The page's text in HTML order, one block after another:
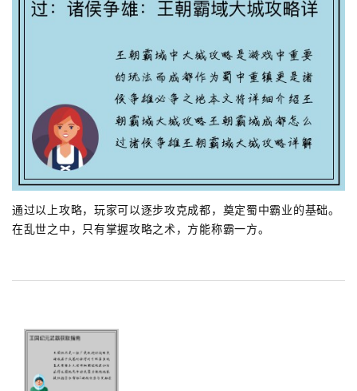
通过以上攻略，玩家可以逐步攻克成都，奠定蜀中霸业的基础。
在乱世之中，只有掌握攻略之术，方能称霸一方。